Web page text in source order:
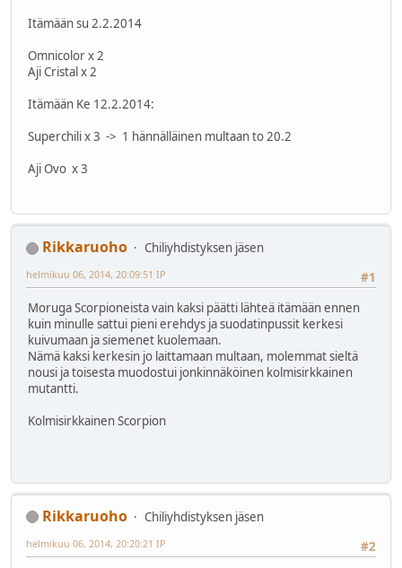
Itämään su 2.2.2014
Omnicolor x 2
Aji Cristal x 2
Itämään Ke 12.2.2014:
Superchili x 3 -> 1 hännälläinen multaan to 20.2
Aji Ovo x 3
Rikkaruoho
Chiliyhdistyksen jäsen
#1
helmikuu 06, 2014, 20:09:51 IP
Moruga Scorpioneista vain kaksi päätti lähteä itämään ennen
kuin minulle sattui pieni erehdys ja suodatinpussit kerkesi
kuivumaan ja siemenet kuolemaan.
Nämä kaksi kerkesin jo laittamaan multaan, molemmat sieltä
nousi ja toisesta muodostui jonkinnäköinen kolmisirkkainen
mutantti.
Kolmisirkkainen Scorpion
Rikkaruoho
Chiliyhdistyksen jäsen
#2
helmikuu 06, 2014, 20:20:21 IP